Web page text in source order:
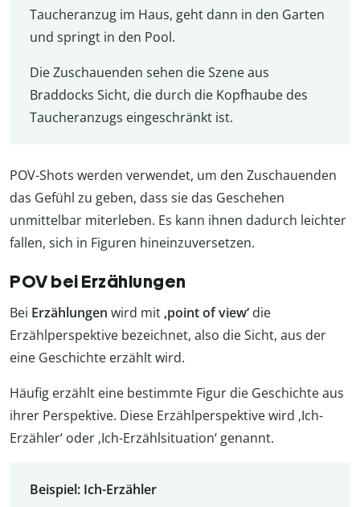
Taucheranzug im Haus, geht dann in den Garten
und springt in den Pool.
Die Zuschauenden sehen die Szene aus
Braddocks Sicht, die durch die Kopfhaube des
Taucheranzugs eingeschränkt ist.
POV-Shots werden verwendet, um den Zuschauenden
das Gefühl zu geben, dass sie das Geschehen
unmittelbar miterleben. Es kann ihnen dadurch leichter
fallen, sich in Figuren hineinzuversetzen.
POV bei Erzählungen
Bei Erzählungen wird mit ‚point of view‘ die
Erzählperspektive bezeichnet, also die Sicht, aus der
eine Geschichte erzählt wird.
Häufig erzählt eine bestimmte Figur die Geschichte aus
ihrer Perspektive. Diese Erzählperspektive wird ‚Ich-
Erzähler‘ oder ‚Ich-Erzählsituation‘ genannt.
Beispiel: Ich-Erzähler